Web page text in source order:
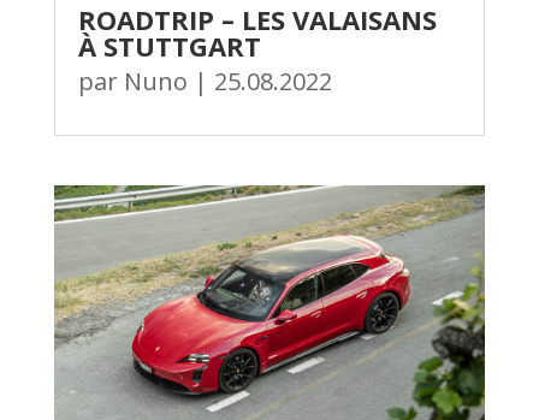
ROADTRIP – LES VALAISANS
À STUTTGART
par Nuno | 25.08.2022